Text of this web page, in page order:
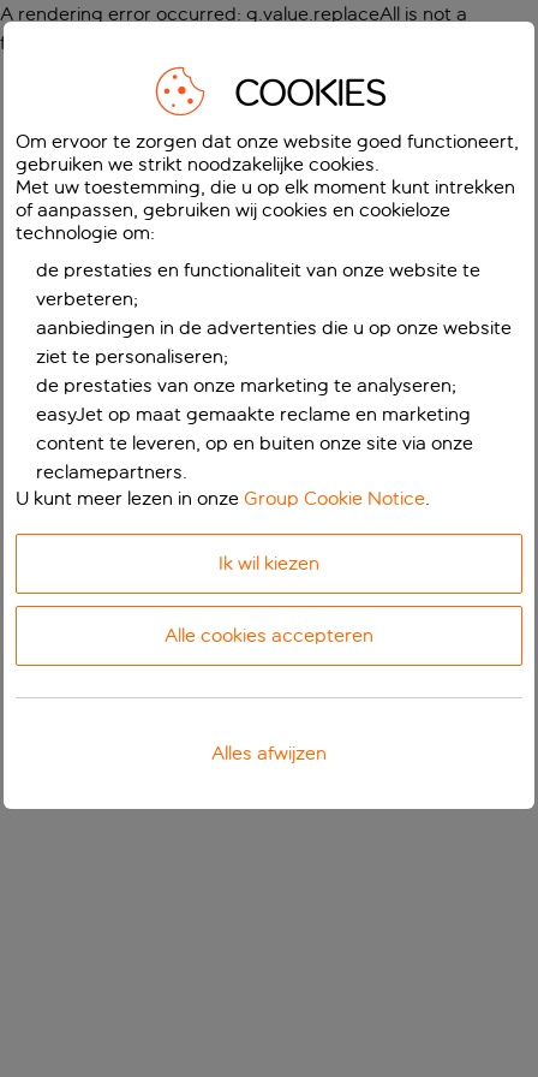
A rendering error occurred: g.value.replaceAll is not a
function
COOKIES
Om ervoor te zorgen dat onze website goed functioneert,
gebruiken we strikt noodzakelijke cookies.
Met uw toestemming, die u op elk moment kunt intrekken
of aanpassen, gebruiken wij cookies en cookieloze
technologie om:
de prestaties en functionaliteit van onze website te
verbeteren;
aanbiedingen in de advertenties die u op onze website
ziet te personaliseren;
de prestaties van onze marketing te analyseren;
easyJet op maat gemaakte reclame en marketing
content te leveren, op en buiten onze site via onze
reclamepartners.
U kunt meer lezen in onzeGroup Cookie Notice.
Ik wil kiezen
Alle cookies accepteren
Alles afwijzen